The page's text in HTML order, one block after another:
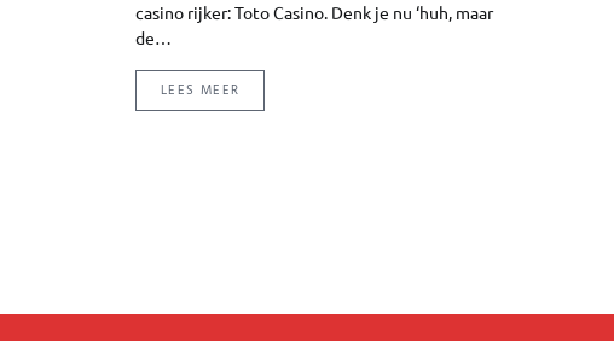
casino rijker: Toto Casino. Denk je nu ‘huh, maar
de…
LEES MEER